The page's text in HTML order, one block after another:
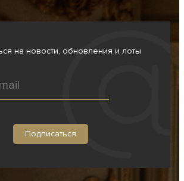
на новости, обновления и лоты